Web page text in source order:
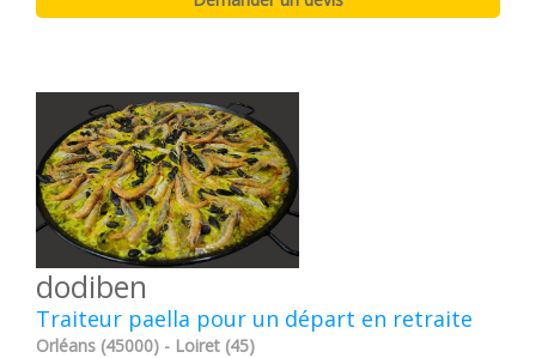
dodiben
Traiteur paella pour un départ en retraite
Orléans (45000) - Loiret (45)